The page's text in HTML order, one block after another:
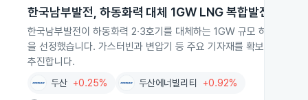
한국남부발전, 하동화력 대체 1GW LNG 복합발전 건설
한국남부발전이 하동화력 2·3호기를 대체하는 1GW 규모 하동복합
을 선정했습니다. 가스터빈과 변압기 등 주요 기자재를 확보하고
추진합니다.
두산 +0.25% 두산에너빌리티 +0.92%